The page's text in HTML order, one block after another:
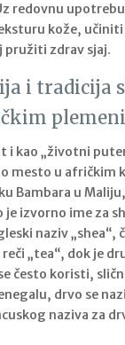
redovnu
kože, učiniti
pružiti zdrav sjaj.
i tradicija
i kao „životni
mesto u afričkim
Bambara u
je izvorno ime za
naziv „shea“,
„tea“, dok je
često koristi,
drvo se
naziva za